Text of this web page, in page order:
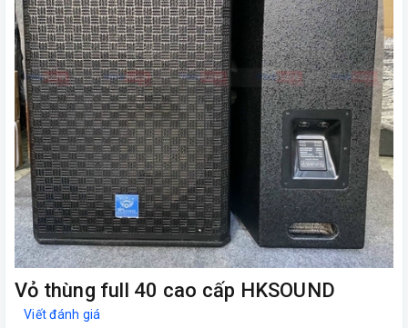
Vỏ thùng full 40 cao cấp HKSOUND
Viết đánh giá